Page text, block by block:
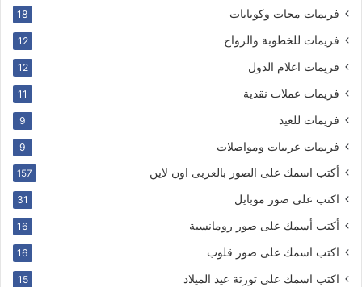
فريمات مجات وكوبايات 18
فريمات للخطوبة والزواج 12
فريمات اعلام الدول 12
فريمات عملات نقدية 11
فريمات للعيد 9
فريمات عربيات ومواصلات 9
أكتب اسمك على الصور بالعربى اون لاين 157
اكتب على صور موبايل 31
أكتب أسمك على صور رومانسية 16
اكتب اسمك على صور قلوب 16
اكتب اسمك على تورتة عيد الميلاد 15